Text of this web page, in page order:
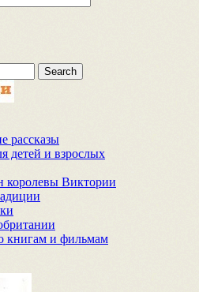
рассказы
детей и взрослых
королевы Виктории
книгам и фильмам